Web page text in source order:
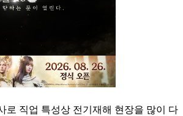
로 직업 특성상 전기재해 현장을 많이 다